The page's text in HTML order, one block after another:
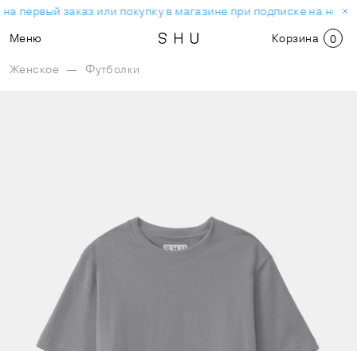
первый заказ или покупку в магазине при подписке на
Меню
Корзина 0
Женское — Футболки